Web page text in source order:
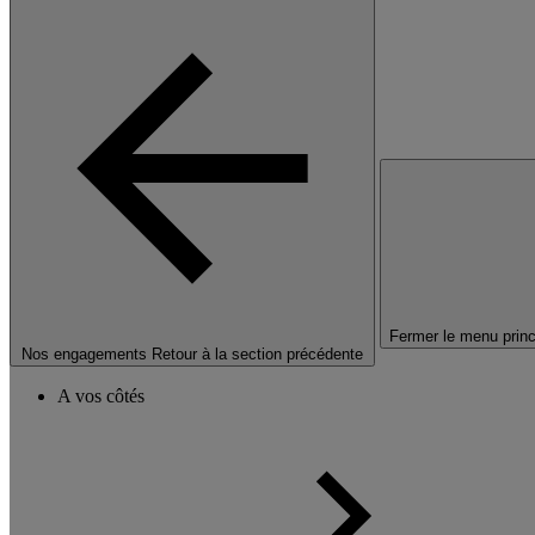
Nos engagements Retour à la section précédente
Fermer le menu
A vos côtés